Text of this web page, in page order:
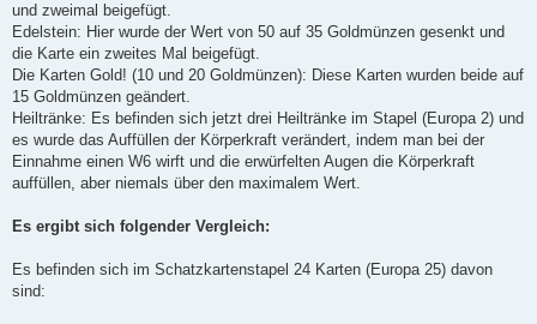
und zweimal beigefügt.
Edelstein: Hier wurde der Wert von 50 auf 35 Goldmünzen gesenkt und
die Karte ein zweites Mal beigefügt.
Die Karten Gold! (10 und 20 Goldmünzen): Diese Karten wurden beide auf
15 Goldmünzen geändert.
Heiltränke: Es befinden sich jetzt drei Heiltränke im Stapel (Europa 2) und
es wurde das Auffüllen der Körperkraft verändert, indem man bei der
Einnahme einen W6 wirft und die erwürfelten Augen die Körperkraft
auffüllen, aber niemals über den maximalem Wert.
Es ergibt sich folgender Vergleich:
Es befinden sich im Schatzkartenstapel 24 Karten (Europa 25) davon
sind: